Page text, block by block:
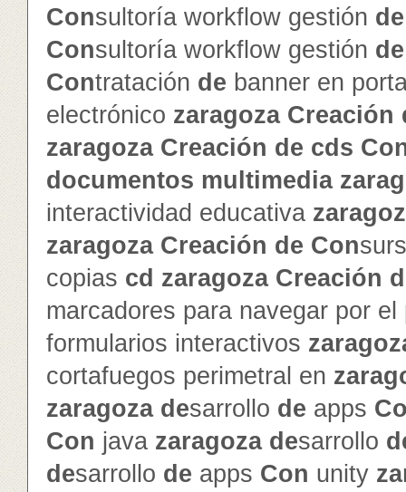
Consultoría workflow gestión de
Consultoría workflow gestión de
Contratación de banner en
electrónico zaragoza Creación
zaragoza Creación de cd s
documentos multimedia
interactividad educativa
zaragoza Creación de Con
copias cd zaragoza Creación
marcadores para navegar por
formularios interactivos
cortafuegos perimetral en
zaragoza desarrollo de apps
Con java zaragoza desarrollo
desarrollo de apps Con unity